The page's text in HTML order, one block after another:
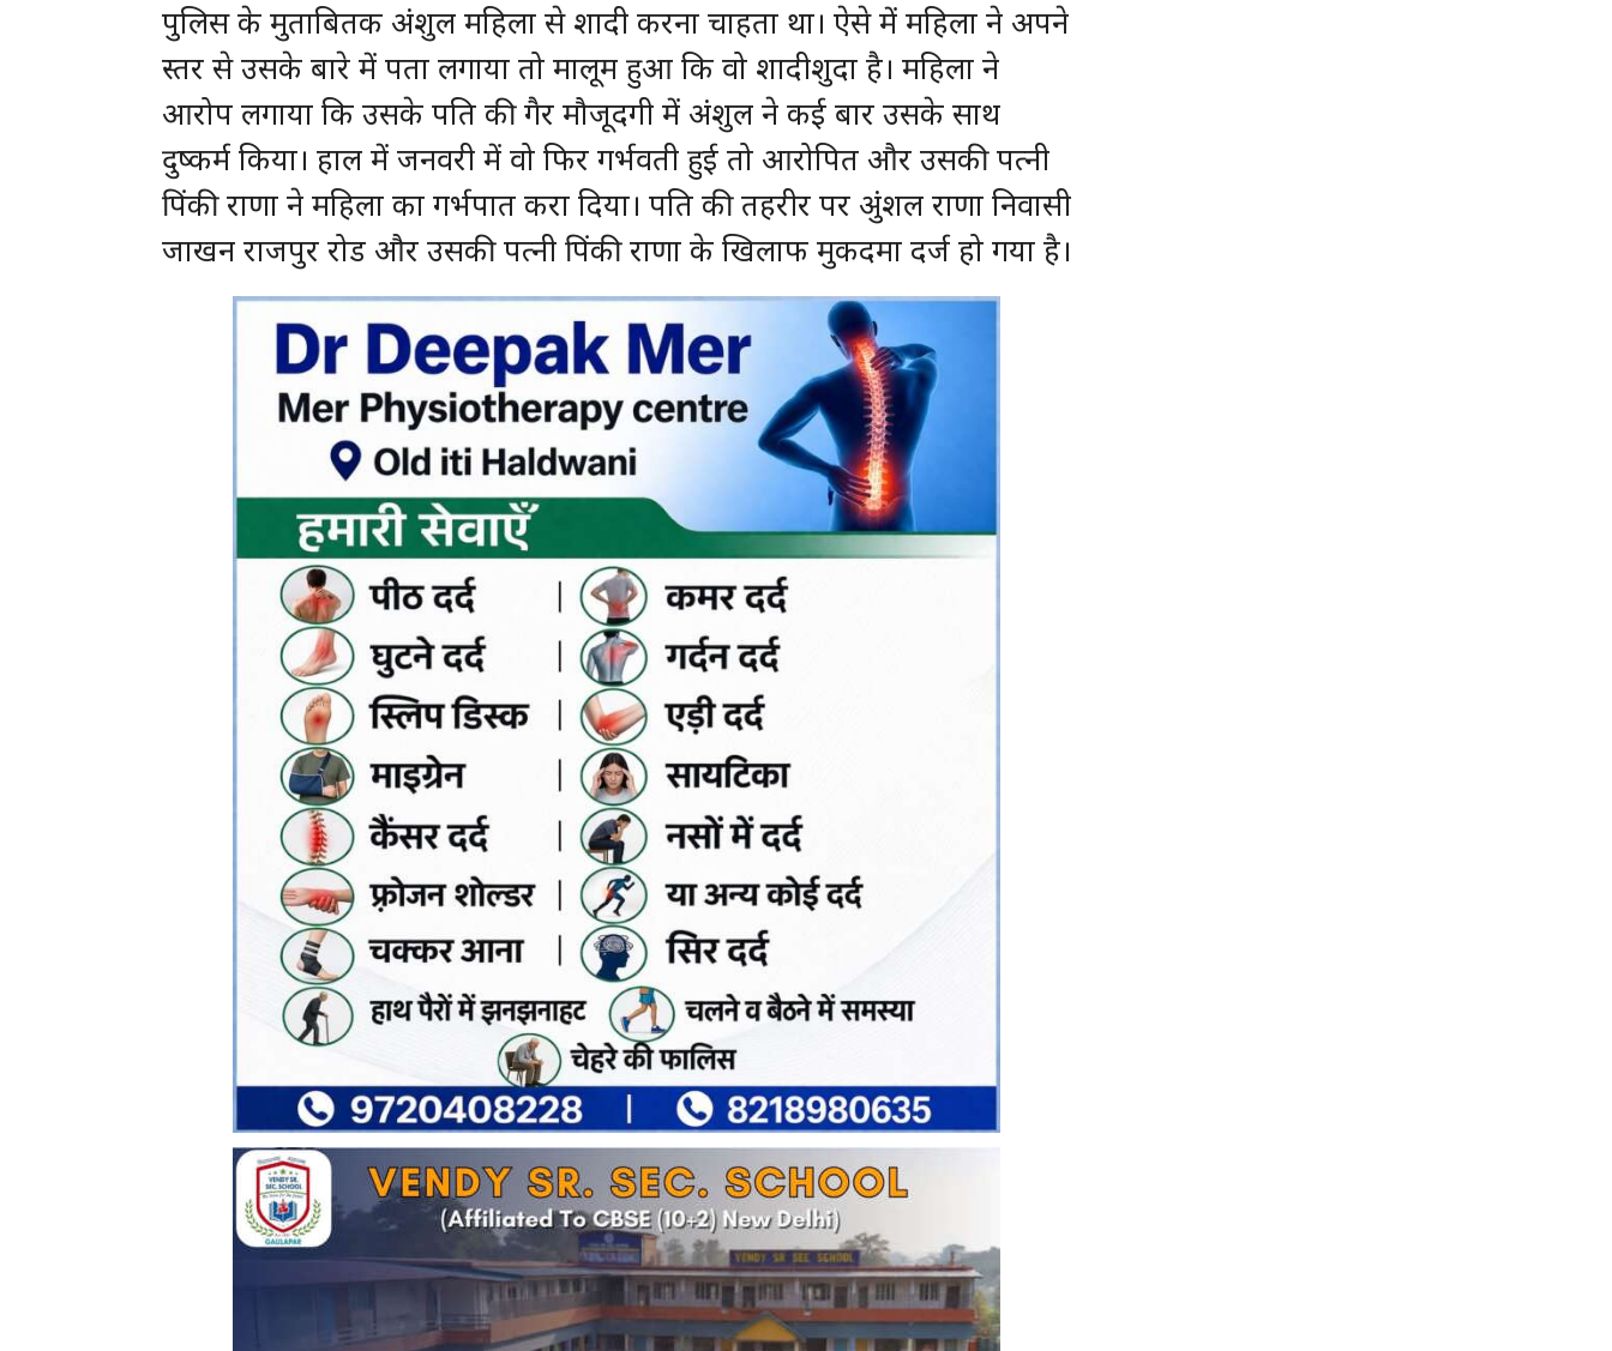
पुलिस के मुताबितक अंशुल महिला से शादी करना चाहता था। ऐसे में महिला ने अपने
स्तर से उसके बारे में पता लगाया तो मालूम हुआ कि वो शादीशुदा है। महिला ने
आरोप लगाया कि उसके पति की गैर मौजूदगी में अंशुल ने कई बार उसके साथ
दुष्कर्म किया। हाल में जनवरी में वो फिर गर्भवती हुई तो आरोपित और उसकी पत्नी
पिंकी राणा ने महिला का गर्भपात करा दिया। पति की तहरीर पर अुंशल राणा निवासी
जाखन राजपुर रोड और उसकी पत्नी पिंकी राणा के खिलाफ मुकदमा दर्ज हो गया है।